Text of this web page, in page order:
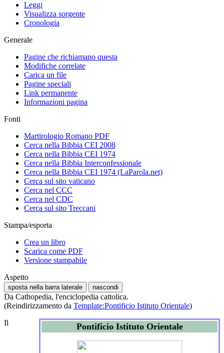
Leggi
Visualizza sorgente
Cronologia
Generale
Pagine che richiamano questa
Modifiche correlate
Carica un file
Pagine speciali
Link permanente
Informazioni pagina
Fonti
Martirologio Romano PDF
Cerca nella Bibbia CEI 2008
Cerca nella Bibbia CEI 1974
Cerca nella Bibbia Interconfessionale
Cerca nella Bibbia CEI 1974 (LaParola.net)
Cerca sul sito vaticano
Cerca nel CCC
Cerca nel CDC
Cerca sul sito Treccani
Stampa/esporta
Crea un libro
Scarica come PDF
Versione stampabile
Aspetto
sposta nella barra laterale nascondi
Da Cathopedia, l'enciclopedia cattolica.
(Reindirizzamento da Template:Pontificio Istituto Orientale)
Pontificio Istituto Orientale
Il